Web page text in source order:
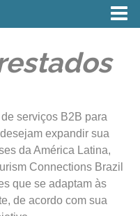
serviços B2B para
expandir sua
da América Latina,
Connections Brazil
que se adaptam às
de acordo com sua